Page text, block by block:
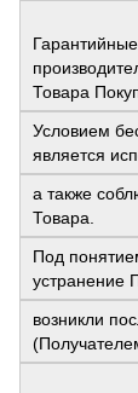
Товара
Условием
является
а также
Товара.
Под
устранение
возникли